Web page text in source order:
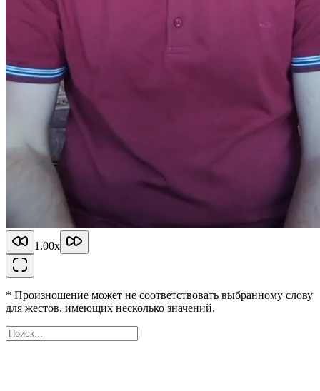
1.00x
* Произношение может не соответствовать выбранному слову
для жестов, имеющих несколько значений.